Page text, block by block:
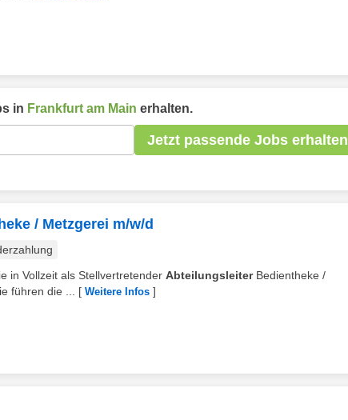
in Frankfurt am Main erhalten.
Jetzt passende Jobs erhalten
/ Metzgerei m/w/d
in Vollzeit als Stellvertretender AbteilungsleiterBedientheke /
führen die ...
[ Weitere Infos ]